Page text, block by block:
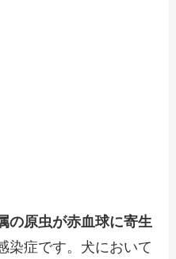
の原虫が赤血球に寄生
染症です。犬において